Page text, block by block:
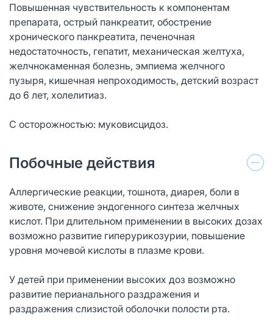
Повышенная чувствительность к компонентам
препарата, острый панкреатит, обострение
хронического панкреатита, печеночная
недостаточность, гепатит, механическая желтуха,
желчнокаменная болезнь, эмпиема желчного
пузыря, кишечная непроходимость, детский возраст
до 6 лет, холелитиаз.
С осторожностью: муковисцидоз.
Побочные действия
Аллергические реакции, тошнота, диарея, боли в
животе, снижение эндогенного синтеза желчных
кислот. При длительном применении в высоких дозах
возможно развитие гиперурикозурии, повышение
уровня мочевой кислоты в плазме крови.
У детей при применении высоких доз возможно
развитие перианального раздражения и
раздражения слизистой оболочки полости рта.